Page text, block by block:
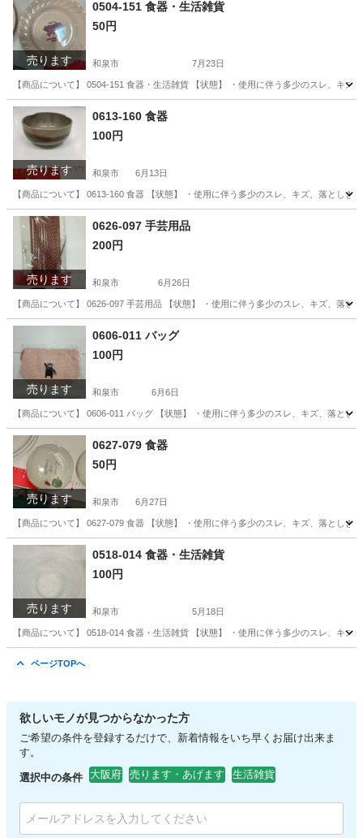
売ります
0504-151 食器・生活雑貨
50円
和泉市 7月23日
【商品について】 0504-151 食器・生活雑貨 【状態】 ・使用に伴う多少のスレ、キ
大阪 和泉市
売ります
0613-160 食器
100円
和泉市 6月13日
【商品について】 0613-160 食器 【状態】 ・使用に伴う多少のスレ、キズ、落とし
大阪 和泉市 リユース
売ります
0626-097 手芸用品
200円
和泉市 6月26日
【商品について】 0626-097 手芸用品 【状態】 ・使用に伴う多少のスレ、キズ、落
大阪 和泉市 リユース
売ります
0606-011 バッグ
100円
和泉市 6月6日
【商品について】 0606-011 バッグ 【状態】 ・使用に伴う多少のスレ、キズ、落と
大阪 和泉市 リユース
売ります
0627-079 食器
50円
和泉市 6月27日
【商品について】 0627-079 食器 【状態】 ・使用に伴う多少のスレ、キズ、落とし
大阪 和泉市
売ります
0518-014 食器・生活雑貨
100円
和泉市 5月18日
【商品について】 0518-014 食器・生活雑貨 【状態】 ・使用に伴う多少のスレ、キ
ページTOPへ
欲しいモノが見つからなかった方
ご希望の条件を登録するだけで、新着情報をいち早くお届け出来ま
す。
選択中の条件 大阪府 売ります・あげます 生活雑貨